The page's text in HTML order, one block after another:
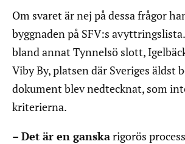
Om svaret är nej på dessa frågor
byggnaden på SFV:s
bland annat Tynnelsö slott,
Viby By, platsen där Sveriges äldst
dokument blev nedtecknat, som
kriterierna.
– Det är en ganskarigorös